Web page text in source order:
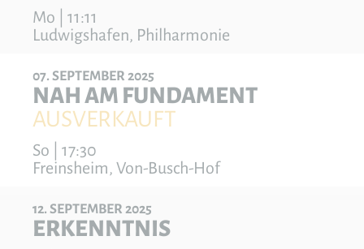
Mo | 11:11
Ludwigshafen, Philharmonie
07 SEPTEMBER 2025
NAH AM FUNDAMENT
AUSVERKAUFT
So | 17:30
Freinsheim, Von-Busch-Hof
12 SEPTEMBER 2025
ERKENNTNIS